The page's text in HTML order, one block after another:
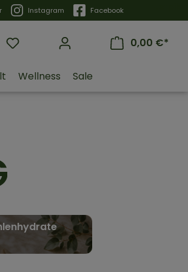
Instagram Facebook
0,00 €*
Wellness Sale